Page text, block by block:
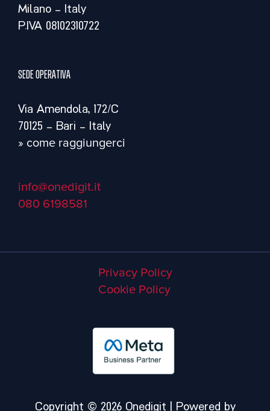
Milano – Italy
P.IVA 08102310722
Sede operativa
Via Amendola, 172/C
70125 – Bari – Italy
» come raggiungerci
info@onedigit.it
080 6198581
Privacy Policy
Cookie Policy
Copyright © 2026 Onedigit | Powered by